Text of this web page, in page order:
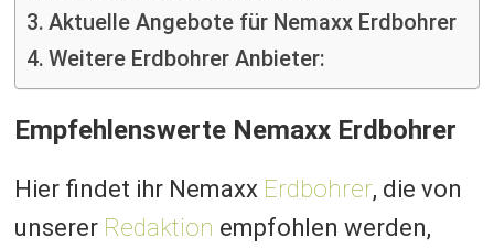
Aktuelle Angebote für Nemaxx Erdbohrer
Weitere Erdbohrer Anbieter:
Empfehlenswerte Nemaxx Erdbohrer
Hier findet ihr Nemaxx Erdbohrer, die von
unserer Redaktion empfohlen werden,